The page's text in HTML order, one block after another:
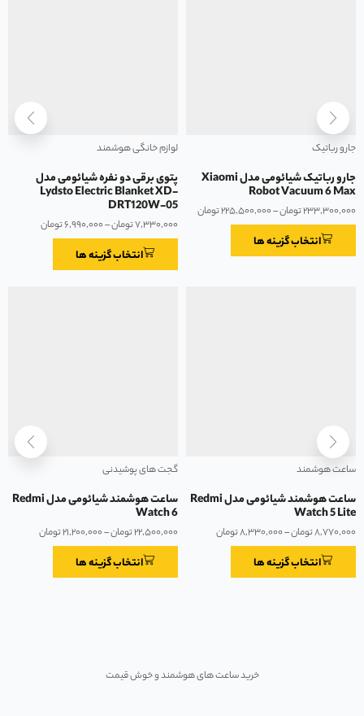
جارو رباتیک
جارو رباتیک شیائومی مدل Xiaomi
Robot Vacuum 6 Max
۲۳۳,۳۰۰,۰۰۰تومان–۲۲۵,۵۰۰,۰۰۰تومان
انتخاب گزینه ها
لوازم خانگی هوشمند
پتوی برقی دو نفره شیائومی مدل
Lydsto Electric Blanket XD-
DRT120W-05
۷,۳۳۰,۰۰۰تومان–۶,۹۹۰,۰۰۰تومان
انتخاب گزینه ها
ساعت هوشمند
ساعت هوشمند شیائومی مدل Redmi
Watch 5 Lite
۸,۷۷۰,۰۰۰تومان–۸,۳۳۰,۰۰۰تومان
انتخاب گزینه ها
گجت های پوشیدنی
ساعت هوشمند شیائومی مدل Redmi
Watch 6
۲۲,۵۰۰,۰۰۰تومان–۲۱,۲۰۰,۰۰۰تومان
انتخاب گزینه ها
خرید ساعت های هوشمند و خوش قیمت